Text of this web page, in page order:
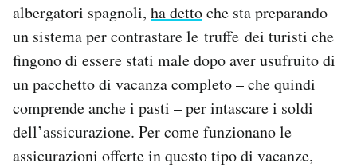
AREA PERSONALE
Area Personale
Newsletter
Notifiche mobile
Regala il Post
Hai bisogno di aiuto?
albergatori spagnoli, ha dettoche sta preparando
un sistema per contrastare le truffe dei turisti che
fingono di essere stati male dopo aver usufruito di
un pacchetto di vacanza completo – che quindi
comprende anche i pasti – per intascare i soldi
dell’assicurazione. Per come funzionano le
assicurazioni offerte in questo tipo di vacanze,